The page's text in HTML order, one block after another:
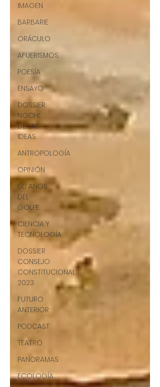
IMAGEN
BARBARIE
ORÁCULO
AFUERISMOS
POESÍA
ENSAYO
DOSSIER
NOCHE
DE LAS
IDEAS
ANTROPOLOGÍA
OPINIÓN
50 AÑOS
DEL
GOLPE
CIENCIA Y
TECNOLOGÍA
DOSSIER
CONSEJO
CONSTITUCIONAL
2023
FUTURO
ANTERIOR
PODCAST
TEATRO
PANORAMAS
ECOLOGÍA